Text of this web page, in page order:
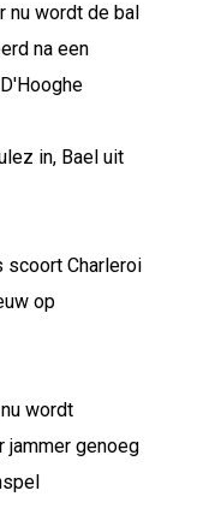
nu wordt de bal
na een
in, Bael uit
scoort Charleroi
op
wordt
jammer genoeg